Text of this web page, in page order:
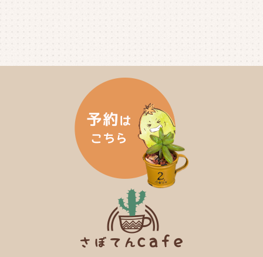
2024年8月
(4)
2024年4月
(4)
(5)
2024年2月(5)
2024年1月(3)
2023年12月(4)
2023年11月(4)
2023年10月(5)
2023年9月(2)
2023年8月
2023年7月(4)
2023年6月(5)
2023年5月 (2)
2023年4月 (2)